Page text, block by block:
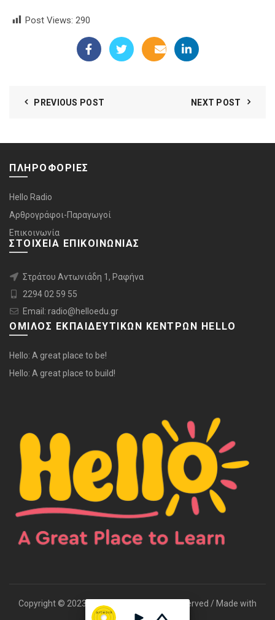
Post Views: 290
PREVIOUS POST NEXT POST
ΠΛΗΡΟΦΟΡΙΕΣ
Hello Radio
Αρθρογράφοι-Παραγωγοί
Επικοινωνία
ΣΤΟΙΧΕΙΑ ΕΠΙΚΟΙΝΩΝΙΑΣ
Στράτου Αντωνιάδη 1, Ραφήνα
2294 02 59 55
Email: radio@helloedu.gr
ΟΜΙΛΟΣ ΕΚΠΑΙΔΕΥΤΙΚΩΝ ΚΕΝΤΡΩΝ HELLO
Hello: A great place to be!
Hello: A great place to build!
Copyright © 2023 Hello Radio / All rights reserved / Made with
{DE.CO.DE}
by